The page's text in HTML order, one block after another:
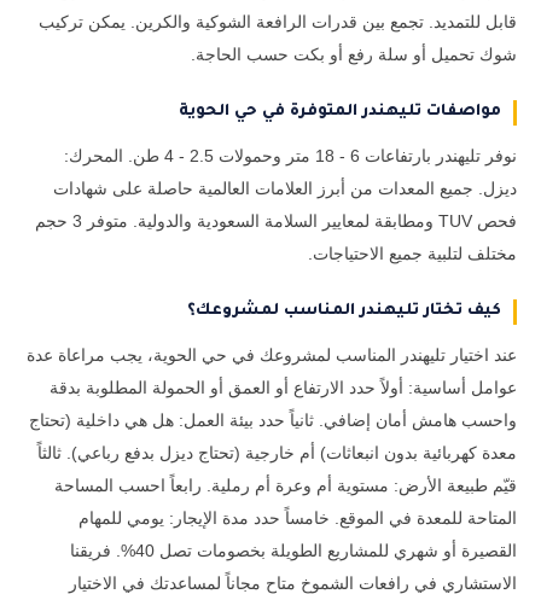
قابل للتمديد. تجمع بين قدرات الرافعة الشوكية والكرين. يمكن تركيب
شوك تحميل أو سلة رفع أو بكت حسب الحاجة.
مواصفات تليهندر المتوفرة في حي الحوية
نوفر تليهندر بارتفاعات 6 - 18 متر وحمولات 2.5 - 4 طن. المحرك:
ديزل. جميع المعدات من أبرز العلامات العالمية حاصلة على شهادات
فحص TUV ومطابقة لمعايير السلامة السعودية والدولية. متوفر 3 حجم
مختلف لتلبية جميع الاحتياجات.
كيف تختار تليهندر المناسب لمشروعك؟
عند اختيار تليهندر المناسب لمشروعك في حي الحوية، يجب مراعاة عدة
عوامل أساسية: أولاً حدد الارتفاع أو العمق أو الحمولة المطلوبة بدقة
واحسب هامش أمان إضافي. ثانياً حدد بيئة العمل: هل هي داخلية (تحتاج
معدة كهربائية بدون انبعاثات) أم خارجية (تحتاج ديزل بدفع رباعي). ثالثاً
قيّم طبيعة الأرض: مستوية أم وعرة أم رملية. رابعاً احسب المساحة
المتاحة للمعدة في الموقع. خامساً حدد مدة الإيجار: يومي للمهام
القصيرة أو شهري للمشاريع الطويلة بخصومات تصل 40%. فريقنا
الاستشاري في رافعات الشموخ متاح مجاناً لمساعدتك في الاختيار